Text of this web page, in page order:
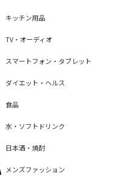
キッチン用品
TV・オーディオ
スマートフォン・タブレット
ダイエット・ヘルス
食品
水・ソフトドリンク
日本酒・焼酎
メンズファッション